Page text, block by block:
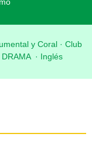
y Coral· Club
DRAMA · Inglés